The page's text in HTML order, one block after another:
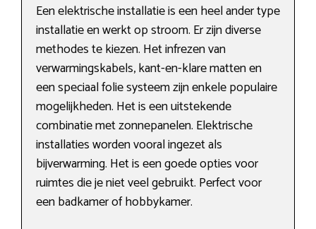
Een elektrische installatie is een heel ander type
installatie en werkt op stroom. Er zijn diverse
methodes te kiezen. Het infrezen van
verwarmingskabels, kant-en-klare matten en
een speciaal folie systeem zijn enkele populaire
mogelijkheden. Het is een uitstekende
combinatie met zonnepanelen. Elektrische
installaties worden vooral ingezet als
bijverwarming. Het is een goede opties voor
ruimtes die je niet veel gebruikt. Perfect voor
een badkamer of hobbykamer.